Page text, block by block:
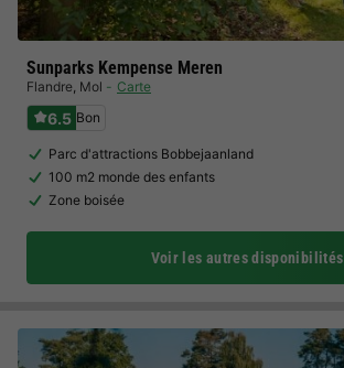
Sunparks Kempense Meren
Flandre, Mol Carte
6.5 Bon
Parc d'attractions Bobbejaanland
100 m2 monde des enfants
Zone boisée
Voir les autres disponibilités